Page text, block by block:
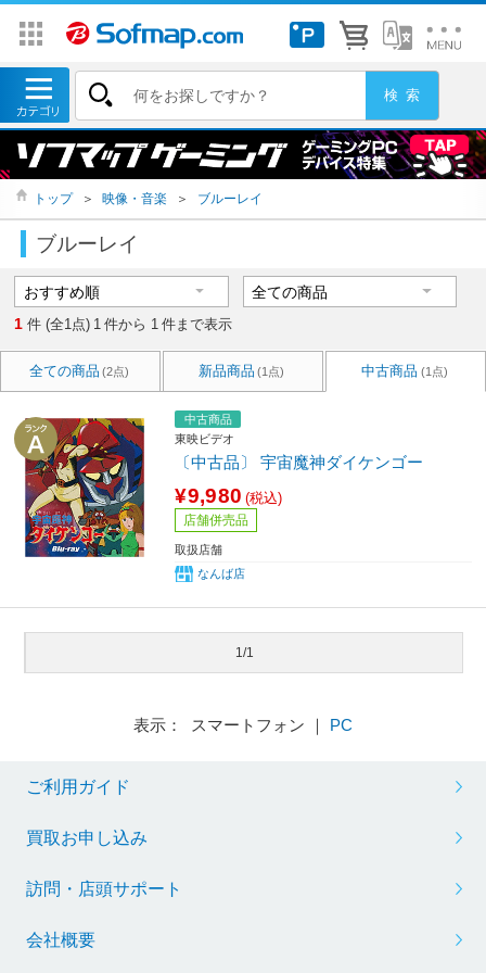
トップ ＞ 映像・音楽 ＞ ブルーレイ
ブルーレイ
1 件 (全1点) 1 件から 1 件まで表示
全ての商品 (2点) 新品商品 (1点) 中古商品 (1点)
中古商品
東映ビデオ
〔中古品〕 宇宙魔神ダイケンゴー
¥9,980 (税込)
店舗併売品
取扱店舗
なんば店
1/1
表示： スマートフォン ｜ PC
ご利用ガイド
買取お申し込み
訪問・店頭サポート
会社概要